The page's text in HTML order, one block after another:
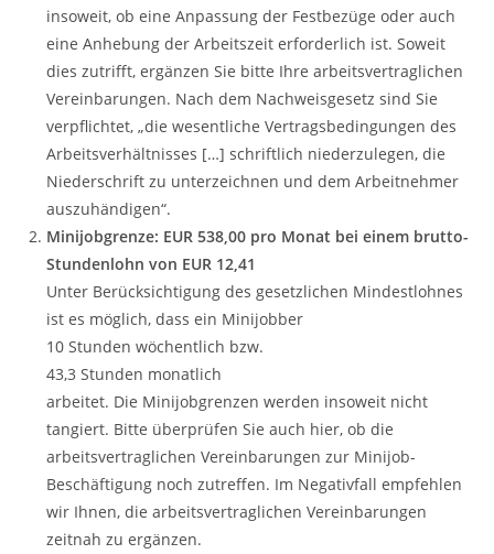
insoweit, ob eine Anpassung der Festbezüge oder auch
eine Anhebung der Arbeitszeit erforderlich ist. Soweit
dies zutrifft, ergänzen Sie bitte Ihre arbeitsvertraglichen
Vereinbarungen. Nach dem Nachweisgesetz sind Sie
verpflichtet, „die wesentliche Vertragsbedingungen des
Arbeitsverhältnisses […] schriftlich niederzulegen, die
Niederschrift zu unterzeichnen und dem Arbeitnehmer
auszuhändigen“.
Minijobgrenze: EUR 538,00 pro Monat bei einem brutto-
Stundenlohn von EUR 12,41
Unter Berücksichtigung des gesetzlichen Mindestlohnes
ist es möglich, dass ein Minijobber
10 Stunden wöchentlich bzw.
43,3 Stunden monatlich
arbeitet. Die Minijobgrenzen werden insoweit nicht
tangiert. Bitte überprüfen Sie auch hier, ob die
arbeitsvertraglichen Vereinbarungen zur Minijob-
Beschäftigung noch zutreffen. Im Negativfall empfehlen
wir Ihnen, die arbeitsvertraglichen Vereinbarungen
zeitnah zu ergänzen.